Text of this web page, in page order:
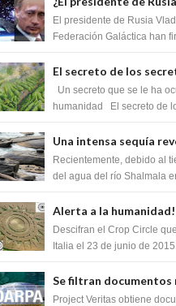
la Federación
tratado para acabar
El presidente de Rusia
Federación Galáctica han
Si...
El secreto de los
que cambiaría por
de la humanidad
Un secreto que se le ha
humanidad El secreto de
m...
Una intensa sequía
impresionante
Shiva Lingas
Recientemente, debido al
del agua del río Shalmala
Shiv...
Alerta a la
mensaje del Crop
Descifran el Crop Circle
Italia el 23 de junio de
Se filtran
que muestran la
Project Veritas obtiene